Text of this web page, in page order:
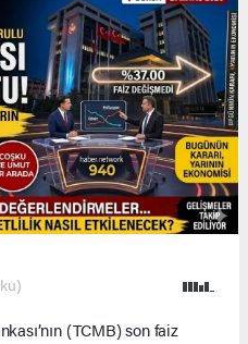
(TCMB) son faiz